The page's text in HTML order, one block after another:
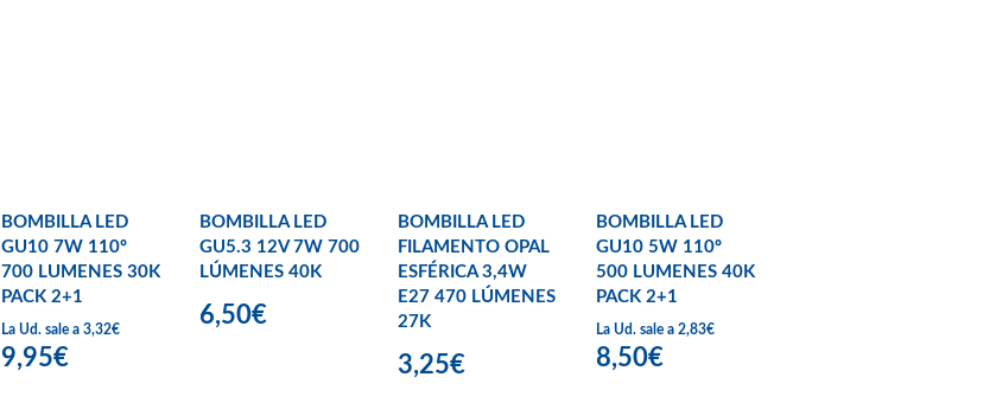
BOMBILLA LED
GU10 7W 110º
700 LUMENES 30K
PACK 2+1
La Ud. sale a 3,32€
9,95€
BOMBILLA LED
GU5.3 12V 7W 700
LÚMENES 40K
6,50€
BOMBILLA LED
FILAMENTO OPAL
ESFÉRICA 3,4W
E27 470 LÚMENES
27K
3,25€
BOMBILLA LED
GU10 5W 110º
500 LUMENES 40K
PACK 2+1
La Ud. sale a 2,83€
8,50€